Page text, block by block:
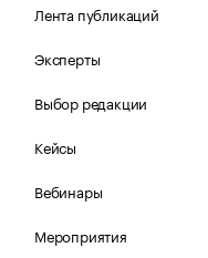
Лента публикаций
Эксперты
Выбор редакции
Кейсы
Вебинары
Мероприятия